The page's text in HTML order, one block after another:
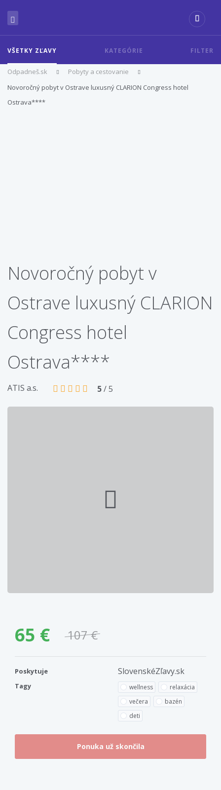
VŠETKY ZĽAVY KATEGÓRIE FILTER
Odpadneš.sk
Pobyty a cestovanie
Novoročný pobyt v Ostrave luxusný CLARION Congress hotel
Ostrava****
Novoročný pobyt v
Ostrave luxusný CLARION
Congress hotel
Ostrava****
ATIS a.s. 5/ 5
65 € 107 €
Poskytuje SlovenskéZľavy.sk
Tagy wellness
relaxácia
večera
bazén
deti